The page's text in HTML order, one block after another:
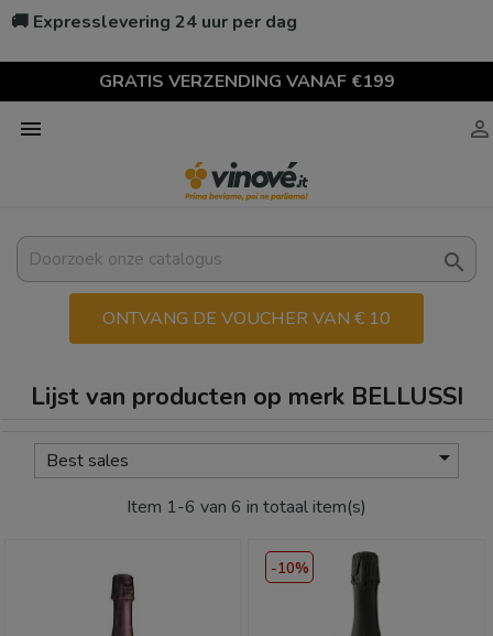
🚚 Expresslevering 24 uur per dag
GRATIS VERZENDING VANAF €199
 

ONTVANG DE VOUCHER VAN € 10
Lijst van producten op merk BELLUSSI
Best sales 
Item 1-6 van 6 in totaal item(s)
-10%